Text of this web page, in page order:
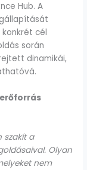
Hub. A
cél
során
dinamikái,
szakít a
Olyan
nem